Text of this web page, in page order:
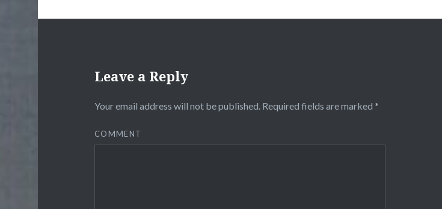
Leave a Reply
Your email address will not be published. Required fields are marked *
COMMENT